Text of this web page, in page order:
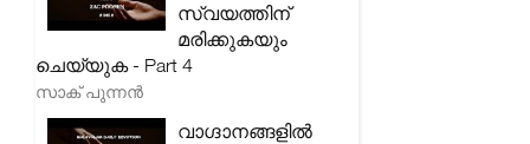
സ്വയത്തിന്
മരിക്കുകയും
ചെയ്യുക - Part 4
സാക് പുന്നൻ
വാഗ്ദാനങ്ങളിൽ